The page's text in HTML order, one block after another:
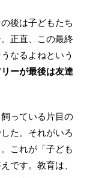
後は子どもたち
正直、この最終
なるよねという
ーが最後は友達
っている片目の
た。それがいろ
これが「子ども
です。教育は、